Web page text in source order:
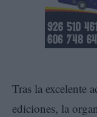
Tras la excelente
ediciones, la